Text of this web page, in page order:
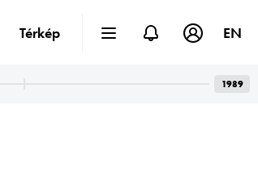
Térkép EN
1989